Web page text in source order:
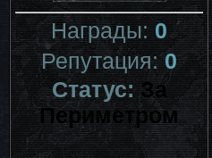
Награды:0
Репутация:0
Статус:За
Периметром